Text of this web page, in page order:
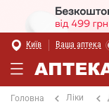
Київ Ваша аптека
Головна Ліки